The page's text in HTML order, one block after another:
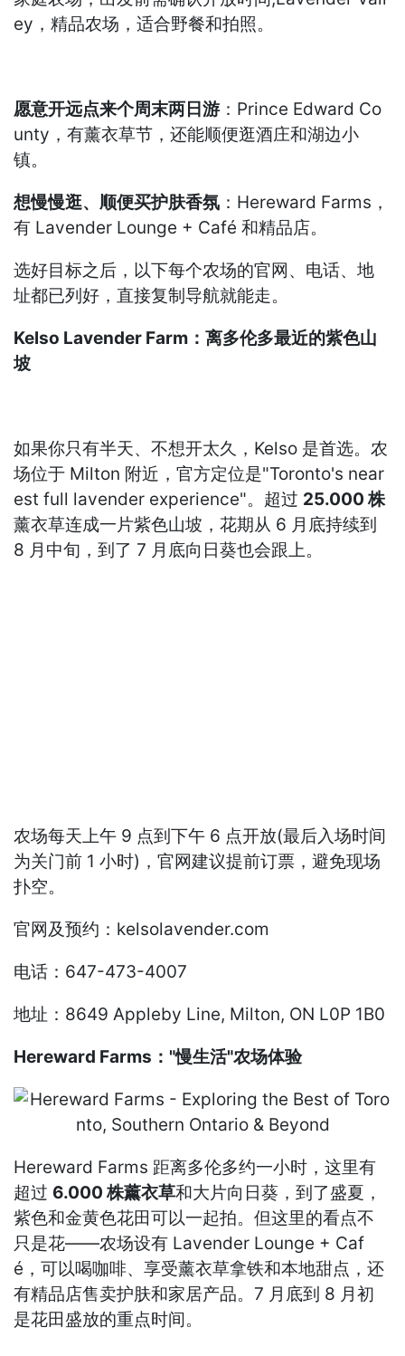
ey，精品农场，适合野餐和拍照。
愿意开远点来个周末两日游：Prince Edward Co
unty，有薰衣草节，还能顺便逛酒庄和湖边小
镇。
想慢慢逛、顺便买护肤香氛 ：Hereward Farms，
有 Lavender Lounge + Café 和精品店。
选好目标之后，以下每个农场的官网、电话、地
址都已列好，直接复制导航就能走。
Kelso Lavender Farm：离多伦多最近的紫色山
坡
如果你只有半天、不想开太久，Kelso 是首选。农
场位于 Milton 附近，官方定位是"Toronto's near
est full lavender experience"。超过 25.000 株
薰衣草连成一片紫色山坡，花期从 6 月底持续到
8 月中旬，到了 7 月底向日葵也会跟上。
农场每天上午 9 点到下午 6 点开放(最后入场时间
为关门前 1 小时)，官网建议提前订票，避免现场
扑空。
官网及预约：kelsolavender.com
电话：647-473-4007
地址：8649 Appleby Line, Milton, ON L0P 1B0
Hereward Farms："慢生活"农场体验
Hereward Farms 距离多伦多约一小时，这里有
超过 6.000 株薰衣草和大片向日葵，到了盛夏，
紫色和金黄色花田可以一起拍。但这里的看点不
只是花——农场设有 Lavender Lounge + Caf
é，可以喝咖啡、享受薰衣草拿铁和本地甜点，还
有精品店售卖护肤和家居产品。7 月底到 8 月初
是花田盛放的重点时间。